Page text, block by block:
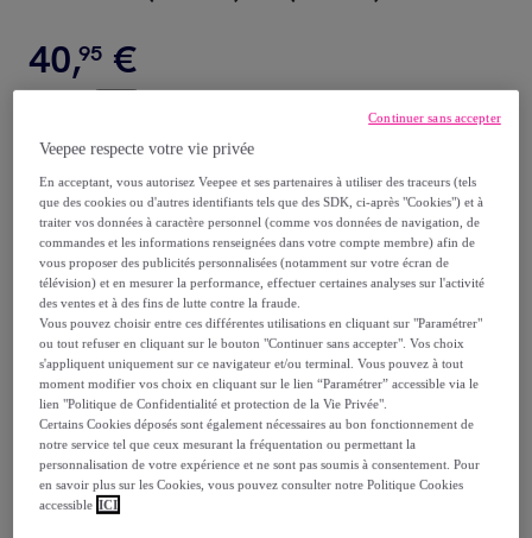
40,95 €
Vendu parÉTHÉRÉ
Livraison
Livraison à partir de5,95 €
Offerte par la marque dès 60 € d'achat
Livraison estimée: entre le12/08et le15/08
Veepee respecte votre vie privée
En acceptant, vous autorisez Veepee et ses partenaires à utiliser des traceurs (tels
que des cookies ou d'autres identifiants tels que des SDK, ci-après "Cookies") et à
traiter vos données à caractère personnel (comme vos données de navigation, de
commandes et les informations renseignées dans votre compte membre) afin de
vous proposer des publicités personnalisées (notamment sur votre écran de
télévision) et en mesurer la performance, effectuer certaines analyses sur l'activité
des ventes et à des fins de lutte contre la fraude.
Vous pouvez choisir entre ces différentes utilisations en cliquant sur "Paramétrer"
ou tout refuser en cliquant sur le bouton "Continuer sans accepter". Vos choix
s'appliquent uniquement sur ce navigateur et/ou terminal. Vous pouvez à tout
moment modifier vos choix en cliquant sur le lien “Paramétrer” accessible via le
lien "Politique de Confidentialité et protection de la Vie Privée".
Certains Cookies déposés sont également nécessaires au bon fonctionnement de
notre service tel que ceux mesurant la fréquentation ou permettant la
personnalisation de votre expérience et ne sont pas soumis à consentement. Pour
en savoir plus sur les Cookies, vous pouvez consulter notre Politique Cookies
accessible ICI
Continuer sans accepter